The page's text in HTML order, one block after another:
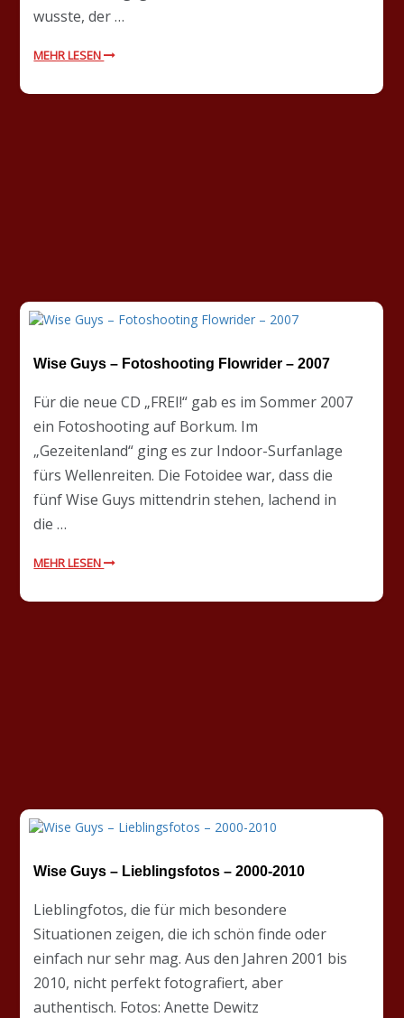
wusste, der …
MEHR LESEN
Wise Guys – Fotoshooting Flowrider – 2007
Für die neue CD „FREI!“ gab es im Sommer 2007
ein Fotoshooting auf Borkum. Im
„Gezeitenland“ ging es zur Indoor-Surfanlage
fürs Wellenreiten. Die Fotoidee war, dass die
fünf Wise Guys mittendrin stehen, lachend in
die …
MEHR LESEN
Wise Guys – Lieblingsfotos – 2000-2010
Lieblingfotos, die für mich besondere
Situationen zeigen, die ich schön finde oder
einfach nur sehr mag. Aus den Jahren 2001 bis
2010, nicht perfekt fotografiert, aber
authentisch. Fotos: Anette Dewitz